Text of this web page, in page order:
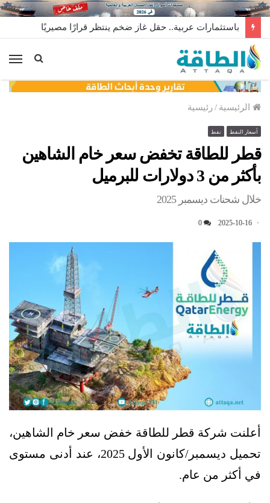
باستثمارات عربية.. حقل غاز ضخم ينتظر قرارًا مصيريًا
الرئيسية /رئيسية
أسعار النفط نفط
قطر للطاقة تخفض سعر خام الشاهين
بأكثر من 3 دولارات للبرميل
خلال شحنات ديسمبر 2025
2025-10-16
0
أعلنت شركة قطر للطاقة خفض سعر خام الشاهين،
تحميل ديسمبر/كانون الأول 2025، عند أدنى مستوى
في أكثر من عام.